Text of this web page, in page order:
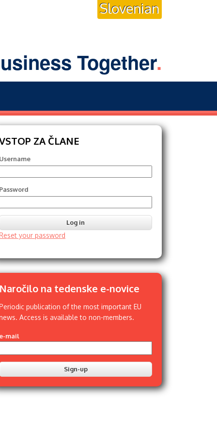
Slovenian
Together.
ZA ČLANE
Username
Password
your password
Naročilo na tedenske e-novice
publication of the most important EU
Access is available to non-members.
e-mail